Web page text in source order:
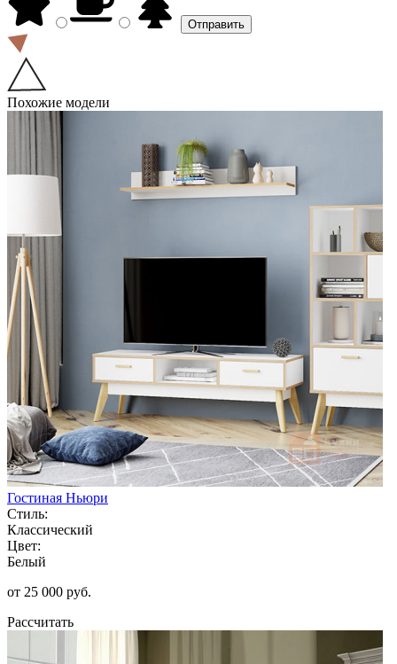
Похожие модели
Гостиная Ньюри
Стиль:
Классический
Цвет:
Белый
от 25 000 руб.
Рассчитать